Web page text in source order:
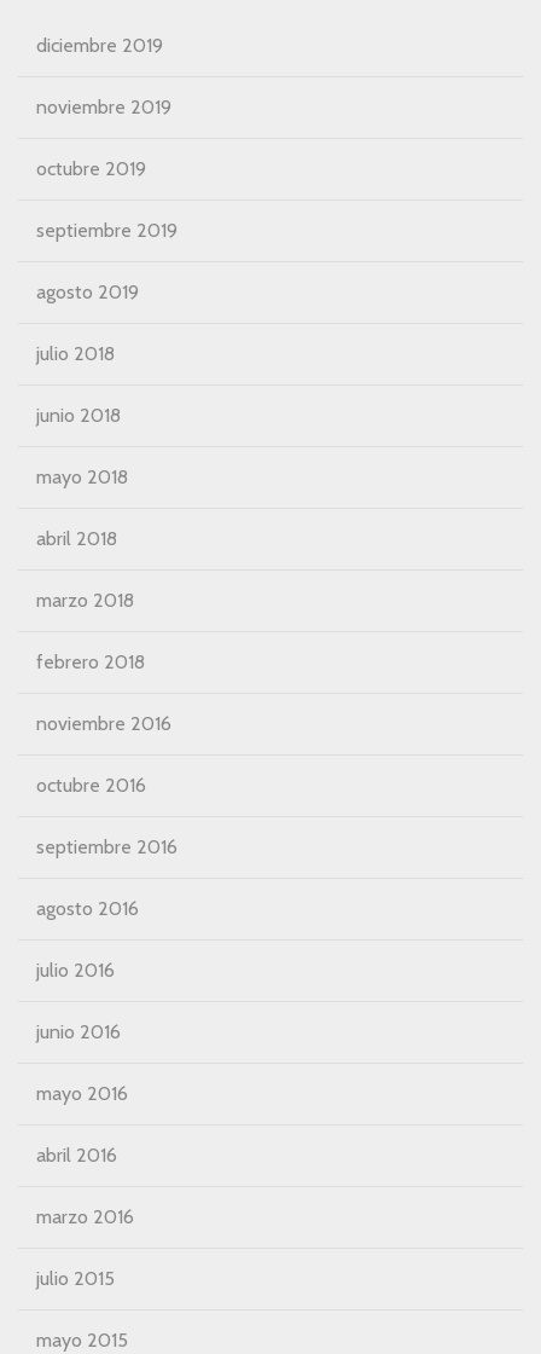
diciembre 2019
noviembre 2019
octubre 2019
septiembre 2019
agosto 2019
julio 2018
junio 2018
mayo 2018
abril 2018
marzo 2018
febrero 2018
noviembre 2016
octubre 2016
septiembre 2016
agosto 2016
julio 2016
junio 2016
mayo 2016
abril 2016
marzo 2016
julio 2015
mayo 2015